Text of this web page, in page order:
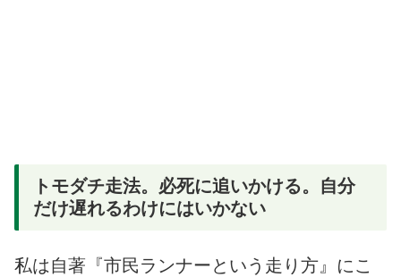
トモダチ走法。必死に追いかける。自分
だけ遅れるわけにはいかない
私は自著『市民ランナーという走り方』にこ